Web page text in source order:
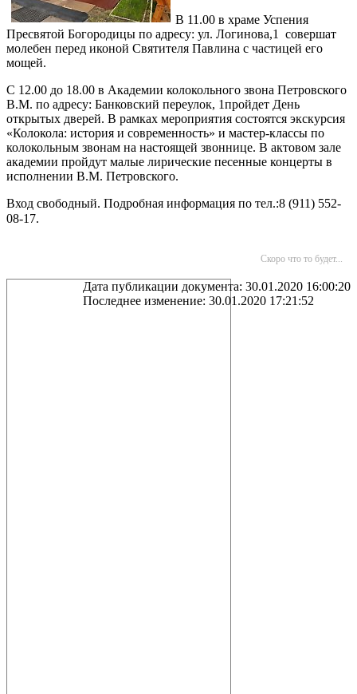
В 11.00 в храме Успения
Пресвятой Богородицы по адресу: ул. Логинова,1 совершат
молебен перед иконой Святителя Павлина с частицей его
мощей.
С 12.00 до 18.00 в Академии колокольного звона Петровскогo
В.М. по адресу: Банковский переулок, 1пройдет День
открытых дверей. В рамках мероприятия состоятся экскурсия
«Колокола: история и современность» и мастер-классы по
колокольным звонам на настоящей звоннице. В актовом зале
академии пройдут малые лирические песенные концерты в
исполнении В.М. Петровского.
Вход свободный. Подробная информация по тел.:8 (911) 552-
08-17.
Скоро что то будет...
Дата публикации документа: 30.01.2020 16:00:20
Последнее изменение: 30.01.2020 17:21:52